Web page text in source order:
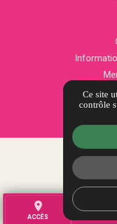
place
ACCÈS
Ce site
contrôle